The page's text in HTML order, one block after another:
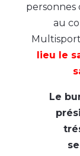
au
lieu le
Le